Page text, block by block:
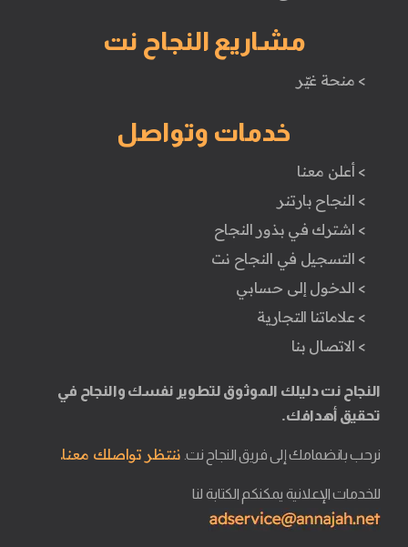
مشاريع النجاح نت
> منحة غيّر
خدمات وتواصل
> أعلن معنا
> النجاح بارتنر
> اشترك في بذور النجاح
> التسجيل في النجاح نت
> الدخول إلى حسابي
> علاماتنا التجارية
> الاتصال بنا
النجاح نت دليلك الموثوق لتطوير نفسك والنجاح في
تحقيق أهدافك.
نرحب بانضمامك إلى فريق النجاح نت. ننتظر تواصلك معنا.
للخدمات الإعلانية يمكنكم الكتابة لنا